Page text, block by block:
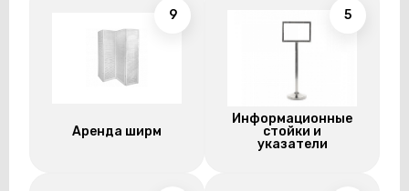
9
Аренда ширм
5
Информационные
стойки и
указатели